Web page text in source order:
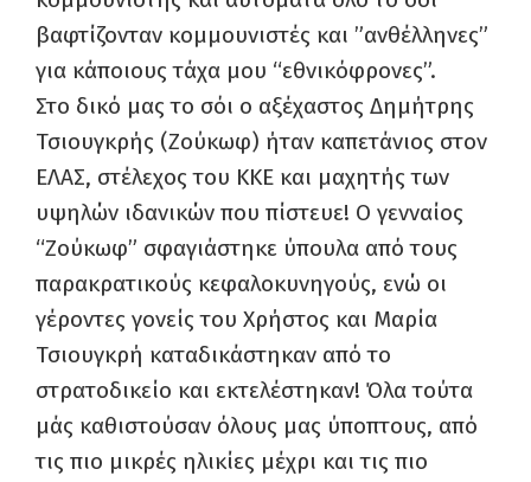
βαφτίζονταν κομμουνιστές και ”ανθέλληνες”
για κάποιους τάχα μου “εθνικόφρονες”.
Στο δικό μας το σόι ο αξέχαστος Δημήτρης
Τσιουγκρής (Ζούκωφ) ήταν καπετάνιος στον
ΕΛΑΣ, στέλεχος του ΚΚΕ και μαχητής των
υψηλών ιδανικών που πίστευε! Ο γενναίος
“Ζούκωφ” σφαγιάστηκε ύπουλα από τους
παρακρατικούς κεφαλοκυνηγούς, ενώ οι
γέροντες γονείς του Χρήστος και Μαρία
Τσιουγκρή καταδικάστηκαν από το
στρατοδικείο και εκτελέστηκαν! Όλα τούτα
μάς καθιστούσαν όλους μας ύποπτους, από
τις πιο μικρές ηλικίες μέχρι και τις πιο